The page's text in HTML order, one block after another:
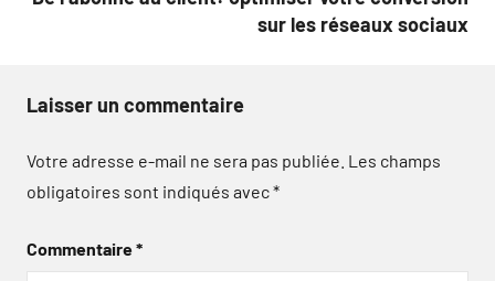
sur les réseaux sociaux
Laisser un commentaire
Votre adresse e-mail ne sera pas publiée. Les champs
obligatoires sont indiqués avec*
Commentaire*